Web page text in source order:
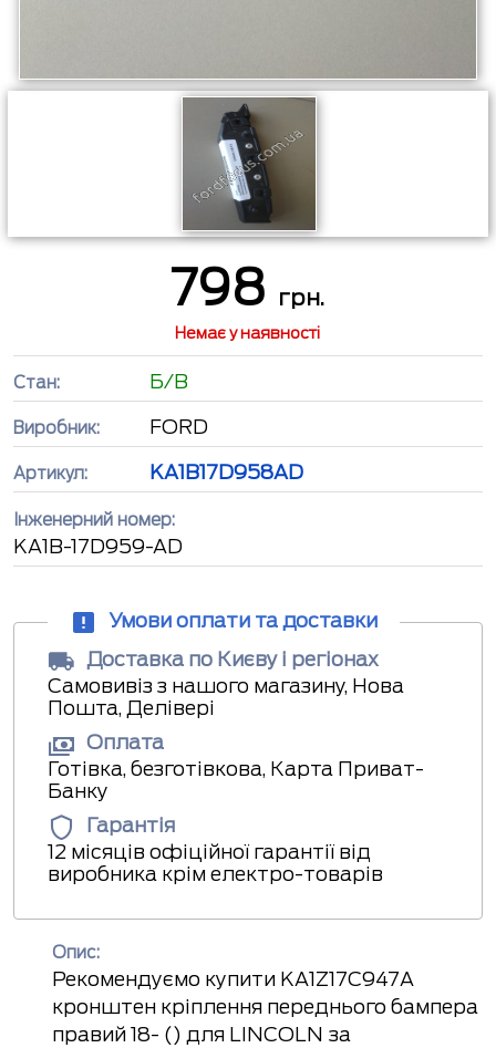
798 грн.
Немає у наявності
Стан: Б/В
Виробник: FORD
Артикул: KA1B17D958AD
Інженерний номер:
KA1B-17D959-AD
Умови оплати та доставки
Доставка по Києву і регіонах
Самовивіз з нашого магазину, Нова
Пошта, Делівері
Оплата
Готівка, безготівкова, Карта Приват-
Банку
Гарантія
12 місяців офіційної гарантії від
виробника крім електро-товарів
Опис:
Рекомендуємо купити KA1Z17C947A
кронштен кріплення переднього бампера
правий 18- () для LINCOLN за